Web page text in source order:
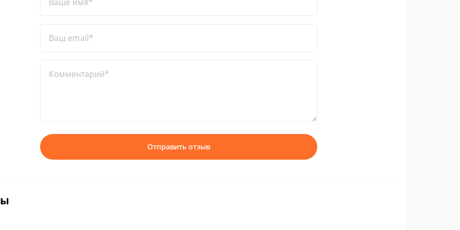
Ваш email*
Комментарий*
Отправить отзыв